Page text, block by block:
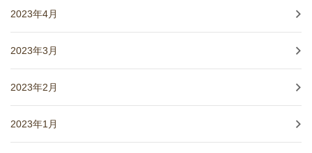
2023年4月
2023年3月
2023年2月
2023年1月